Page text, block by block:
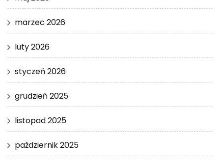
marzec 2026
luty 2026
styczeń 2026
grudzień 2025
listopad 2025
październik 2025